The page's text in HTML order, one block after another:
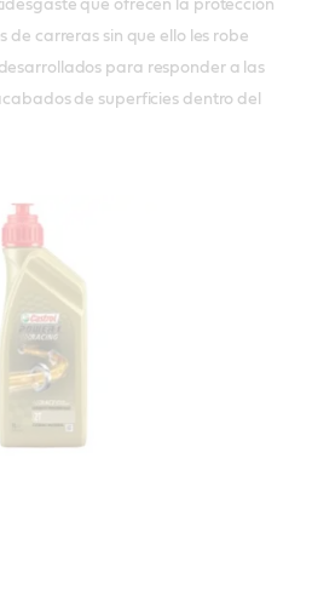
que ofrecen la protección
de carreras sin que ello les robe
para responder a las
de superficies dentro del